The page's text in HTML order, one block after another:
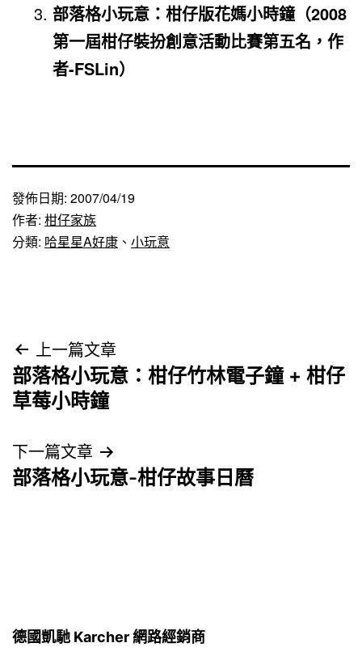
部落格小玩意：柑仔版花媽小時鐘（2008
第一屆柑仔裝扮創意活動比賽第五名，作
者-FSLin）
發佈日期: 2007/04/19
作者: 柑仔家族
分類: 哈星星A好康 、 小玩意
文
章
覽
上一篇文章
部落格小玩意：柑仔竹林電子鐘 + 柑仔
草莓小時鐘
下一篇文章
部落格小玩意-柑仔故事日曆
德國凱馳 Karcher 網路經銷商